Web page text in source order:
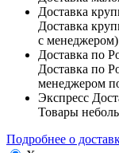
Доставка
Доставка
с менеджером)
Доставка по
Доставка по
менеджером
Экспресс
Товары
Подробнее о